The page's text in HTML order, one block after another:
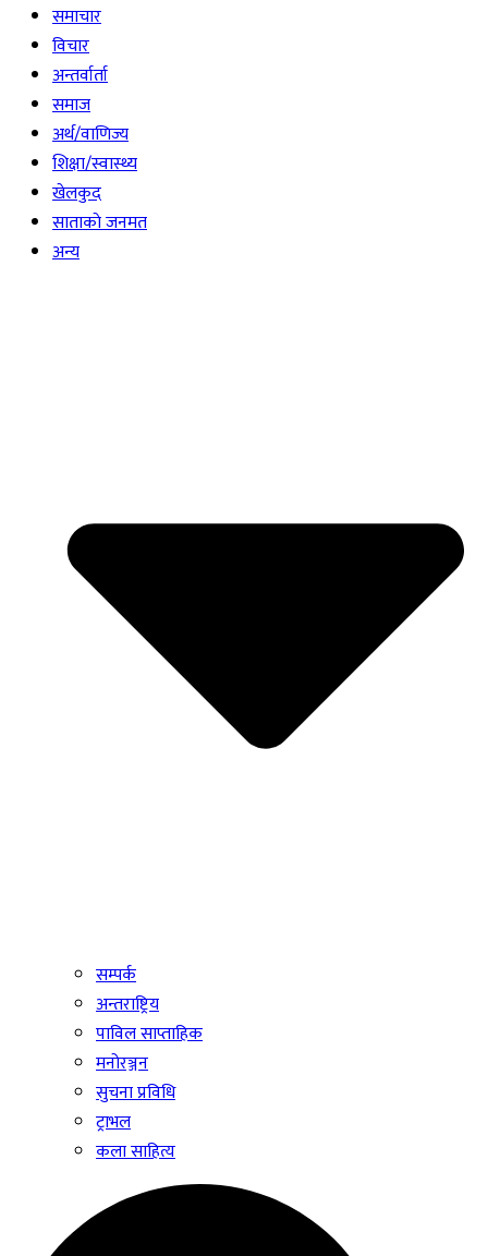
समाचार
विचार
अन्तर्वार्ता
समाज
अर्थ/वाणिज्य
शिक्षा/स्वास्थ्य
खेलकुद
साताकाे जनमत
अन्य
सम्पर्क
अन्तराष्ट्रिय
पाविल साप्ताहिक
मनोरञ्जन
सुचना प्रविधि
ट्राभल
कला साहित्य